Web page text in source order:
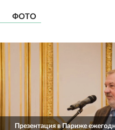
ФОТО
Презентация в Париже